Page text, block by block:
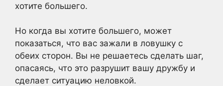
хотите большего.
Но когда вы хотите большего, может
показаться, что вас зажали в ловушку с
обеих сторон. Вы не решаетесь сделать шаг,
опасаясь, что это разрушит вашу дружбу и
сделает ситуацию неловкой.